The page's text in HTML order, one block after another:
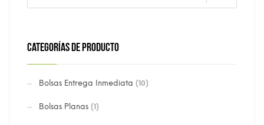
CATEGORÍAS DE PRODUCTO
Bolsas Entrega Inmediata (10)
Bolsas Planas (1)